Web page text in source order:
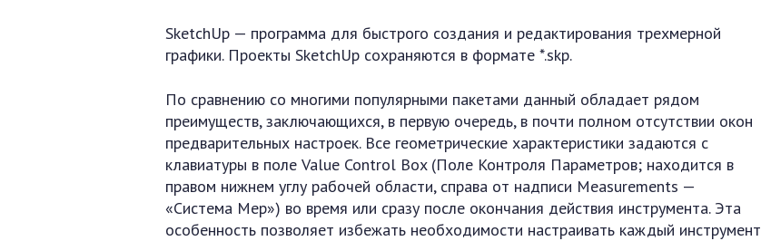
SketchUp — программа для быстрого создания и редактирования трехмерной
графики. Проекты SketchUp сохраняются в формате *.skp.
По сравнению со многими популярными пакетами данный обладает рядом
преимуществ, заключающихся, в первую очередь, в почти полном отсутствии окон
предварительных настроек. Все геометрические характеристики задаются с
клавиатуры в поле Value Control Box (Поле Контроля Параметров; находится в
правом нижнем углу рабочей области, справа от надписи Measurements —
«Система Мер») во время или сразу после окончания действия инструмента. Эта
особенность позволяет избежать необходимости настраивать каждый инструмент